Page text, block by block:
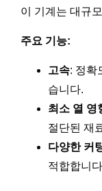
이 기계는 대규
주요 기능:
고속: 정확
습니다.
최소 열 영
절단된 재
다양한 커
적합합니